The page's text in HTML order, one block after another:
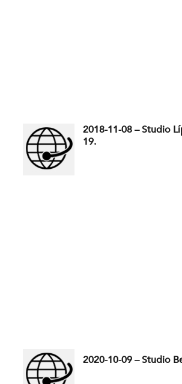
2018-11-08 – Studio
19.
2020-10-09 – Studio